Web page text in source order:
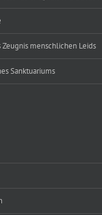
menschlichen Leids
Sanktuariums